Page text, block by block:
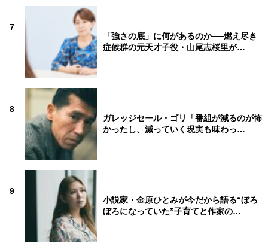
7
「強さの底」に何があるのか──燃え尽き
症候群の元天才子役・山尾志桜里が…
8
ガレッジセール・ゴリ「番組が減るのが怖
かったし、減っていく現実も味わっ…
9
小説家・金原ひとみが今だから語る“ぼろ
ぼろになっていた”子育てと作家の…